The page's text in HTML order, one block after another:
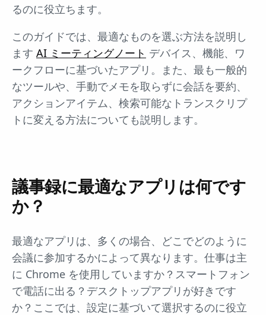
るのに役立ちます。
このガイドでは、最適なものを選ぶ方法を説明し
ます AI ミーティングノート デバイス、機能、ワ
ークフローに基づいたアプリ。また、最も一般的
なツールや、手動でメモを取らずに会話を要約、
アクションアイテム、検索可能なトランスクリプ
トに変える方法についても説明します。
議事録に最適なアプリは何です
か？
最適なアプリは、多くの場合、どこでどのように
会議に参加するかによって異なります。仕事は主
に Chrome を使用していますか？スマートフォン
で電話に出る？デスクトップアプリが好きです
か？ここでは、設定に基づいて選択するのに役立